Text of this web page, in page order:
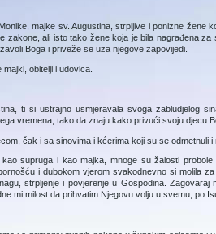
majke sv. Augustina, strpljive i ponizne žene
zakone, ali isto tako žene koja je bila nagrađena
Boga i priveže se uza njegove zapovijedi.
obitelji i udovica.
ti si ustrajno usmjeravala svoga zabludjelog
vremena, tako da znaju kako privući svoju djecu
čak i sa sinovima i kćerima koji su se odmetnuli i
supruga i kao majka, mnoge su žalosti
i dubokom vjerom svakodnevno si molila
strpljenje i povjerenje u Gos­podina.
mi milost da prihvatim Njegovu volju u svemu, po